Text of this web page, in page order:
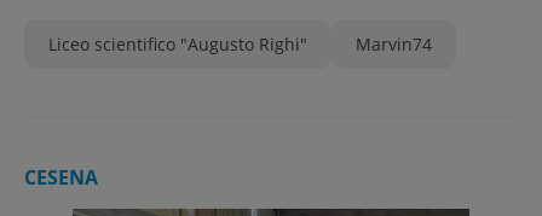
Liceo scientifico "Augusto Righi" Marvin74
CESENA